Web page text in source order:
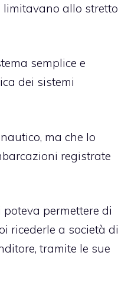
limitavano allo stretto
semplice e
dei sistemi
ma che lo
registrate
poteva permettere di
ricederle a società di
tramite le sue